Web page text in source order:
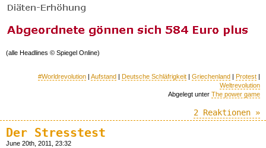
(alle Headlines © Spiegel Online)
#Worldrevolution | Aufstand | Deutsche Schläfrigkeit | Griechenland | Protest |
Weltrevolution
Abgelegt unter The power game
2 Reaktionen »
Der Stresstest
June 20th, 2011, 23:32